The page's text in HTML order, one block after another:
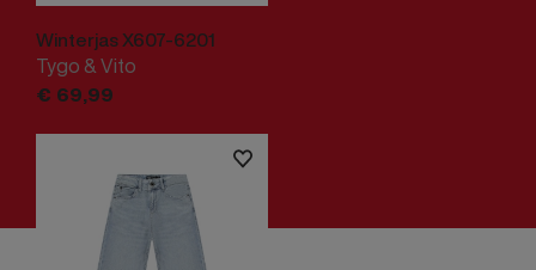
Winterjas X607-6201
Tygo & Vito
€ 69,99